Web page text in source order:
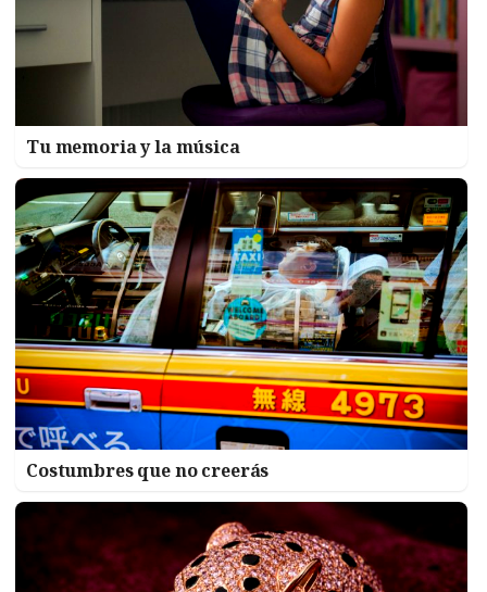
Tu memoria y la música
Costumbres que no creerás